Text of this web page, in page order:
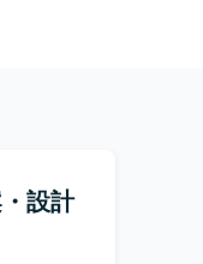
設計